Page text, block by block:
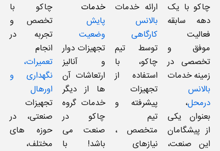
چاکو با یک
دهه سابقه‌
فعالیت
موفق و
تخصصی در
زمینه خدمات
بالانس
درمحل،
بعنوان یکی
از پیشگامان
این صنعت،
ارائه خدمات
بالانس
کارگاهی
توسط تیم
چاکو، با
استفاده از
تجهیزات
پیشرفته و
تیم
متخصص ،
نیازهای
خدمات
پایش
وضعیت
تجهیزات دوار
و آنالیز
ارتعاشات آن
ها از دیگر
خدمات گروه
چاکو در
صنعت می
باشد! با
چاکو با
تخصص و
تجربه در
انجام
تعمیرات،
نگهداری و
اورهال
تجهیزات
صنعتی، در
حوزه های
مختلف،